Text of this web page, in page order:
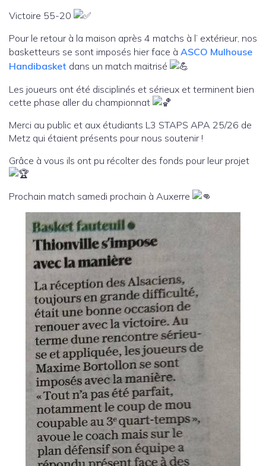
Victoire 55-20
Pour le retour à la maison après 4 matchs à l’ extérieur, nos
basketteurs se sont imposés hier face à ASCO Mulhouse
Handibasket dans un match maitrisé
Les joueurs ont été disciplinés et sérieux et terminent bien
cette phase aller du championnat
Merci au public et aux étudiants L3 STAPS APA 25/26 de
Metz qui étaient présents pour nous soutenir !
Grâce à vous ils ont pu récolter des fonds pour leur projet
Prochain match samedi prochain à Auxerre